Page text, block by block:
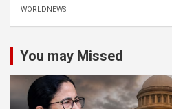
WORLDNEWS
You may Missed